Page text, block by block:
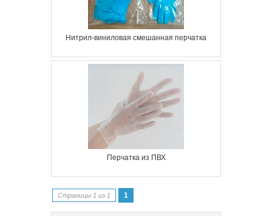
Нитрил-виниловая смешанная перчатка
Перчатка из ПВХ
Страницы 1 из 1 1